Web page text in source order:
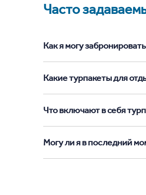
Часто
Как я могу
Какие турпакеты для
Что включают в себя
Могу ли я в последний